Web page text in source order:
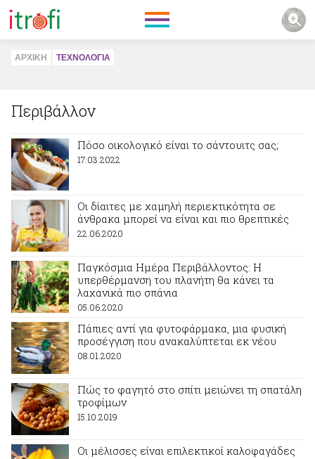
ΑΡΧΙΚΗ ΤΕΧΝΟΛΟΓΙΑ
Περιβάλλον
Πόσο οικολογικό είναι το σάντουιτς σας;
17.03.2022
Οι δίαιτες με χαμηλή περιεκτικότητα σε
άνθρακα μπορεί να είναι και πιο θρεπτικές
22.06.2020
Παγκόσμια Ημέρα Περιβάλλοντος: Η
υπερθέρμανση του πλανήτη θα κάνει τα
λαχανικά πιο σπάνια
05.06.2020
Πάπιες αντί για φυτοφάρμακα, μια φυσική
προσέγγιση που ανακαλύπτεται εκ νέου
08.01.2020
Πώς το φαγητό στο σπίτι μειώνει τη σπατάλη
τροφίμων
15.10.2019
Οι μέλισσες είναι επιλεκτικοί καλοφαγάδες